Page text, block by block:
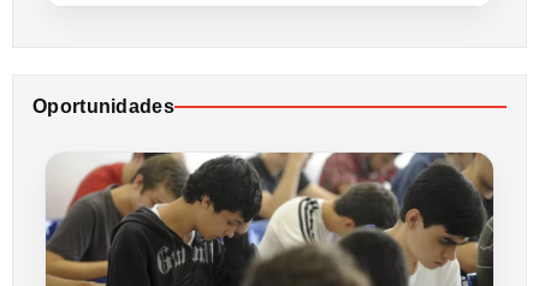
Oportunidades